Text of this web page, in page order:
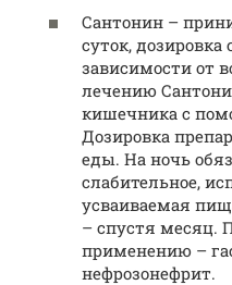
Сантонин –
суток, дозировка
зависимости от
лечению
кишечника с
Дозировка
еды. На ночь
слабительное,
усваиваемая
– спустя месяц.
применению –
нефрозонефрит.